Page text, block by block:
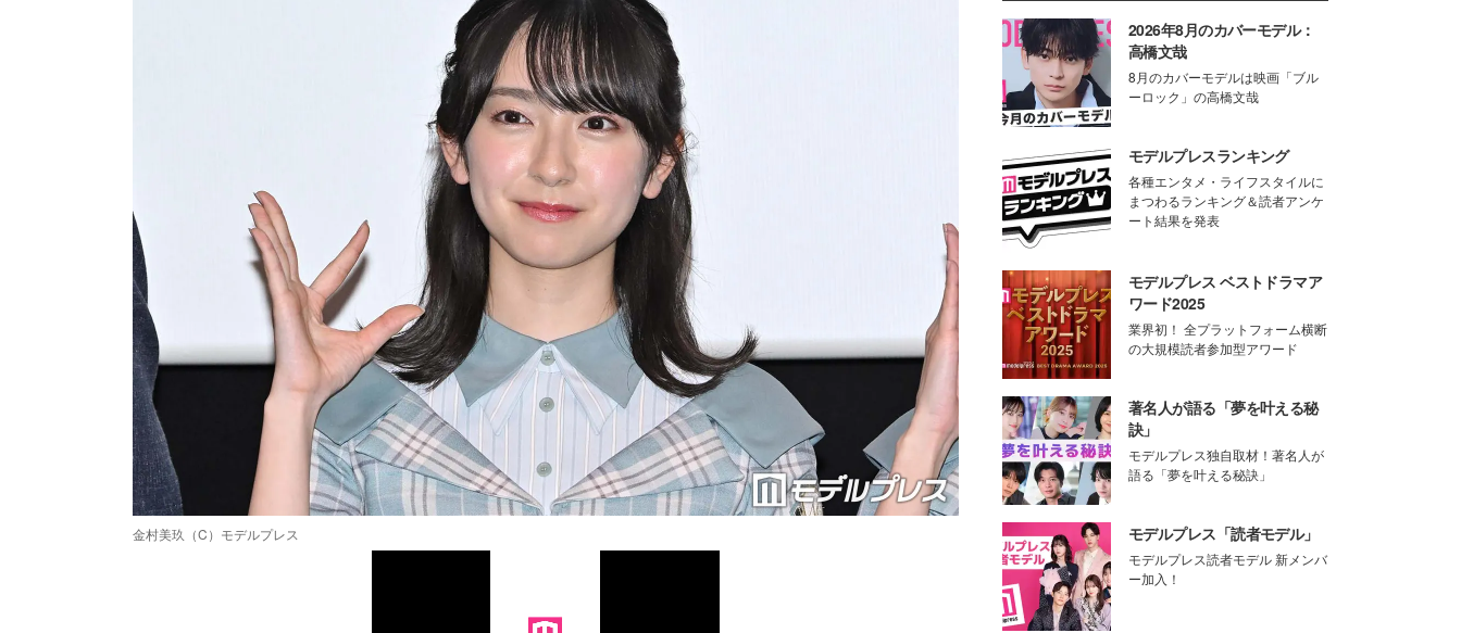
金村美玖（C）モデルプレス
2026年8月のカバーモデル：
高橋文哉
8月のカバーモデルは映画「ブル
ーロック」の高橋文哉
モデルプレスランキング
各種エンタメ・ライフスタイルに
まつわるランキング＆読者アンケ
ート結果を発表
モデルプレス ベストドラマア
ワード2025
業界初！ 全プラットフォーム横断
の大規模読者参加型アワード
著名人が語る「夢を叶える秘
訣」
モデルプレス独自取材！著名人が
語る「夢を叶える秘訣」
モデルプレス「読者モデル」
モデルプレス読者モデル 新メンバ
ー加入！